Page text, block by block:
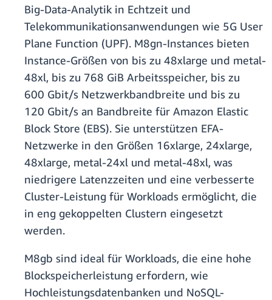
Big-Data-Analytik in Echtzeit und
Telekommunikationsanwendungen wie 5G User
Plane Function (UPF). M8gn-Instances bieten
Instance-Größen von bis zu 48xlarge und metal-
48xl, bis zu 768 GiB Arbeitsspeicher, bis zu
600 Gbit/s Netzwerkbandbreite und bis zu
120 Gbit/s an Bandbreite für Amazon Elastic
Block Store (EBS). Sie unterstützen EFA-
Netzwerke in den Größen 16xlarge, 24xlarge,
48xlarge, metal-24xl und metal-48xl, was
niedrigere Latenzzeiten und eine verbesserte
Cluster-Leistung für Workloads ermöglicht, die
in eng gekoppelten Clustern eingesetzt
werden.
M8gb sind ideal für Workloads, die eine hohe
Blockspeicherleistung erfordern, wie
Hochleistungsdatenbanken und NoSQL-